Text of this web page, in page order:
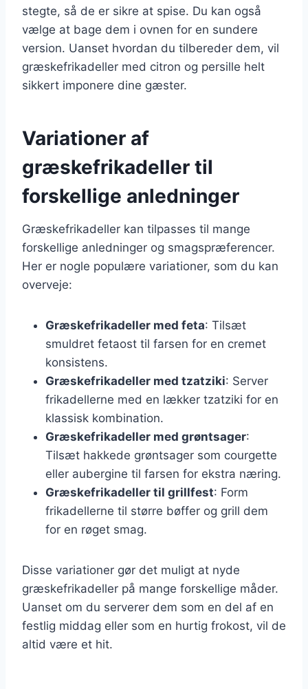
stegte, så de er sikre at spise. Du kan også
vælge at bage dem i ovnen for en sundere
version. Uanset hvordan du tilbereder dem, vil
græskefrikadeller med citron og persille helt
sikkert imponere dine gæster.
Variationer af
græskefrikadeller til
forskellige anledninger
Græskefrikadeller kan tilpasses til mange
forskellige anledninger og smagspræferencer.
Her er nogle populære variationer, som du kan
overveje:
Græskefrikadeller med feta: Tilsæt
smuldret fetaost til farsen for en cremet
konsistens.
Græskefrikadeller med tzatziki: Server
frikadellerne med en lækker tzatziki for en
klassisk kombination.
Græskefrikadeller med grøntsager:
Tilsæt hakkede grøntsager som courgette
eller aubergine til farsen for ekstra næring.
Græskefrikadeller til grillfest: Form
frikadellerne til større bøffer og grill dem
for en røget smag.
Disse variationer gør det muligt at nyde
græskefrikadeller på mange forskellige måder.
Uanset om du serverer dem som en del af en
festlig middag eller som en hurtig frokost, vil de
altid være et hit.